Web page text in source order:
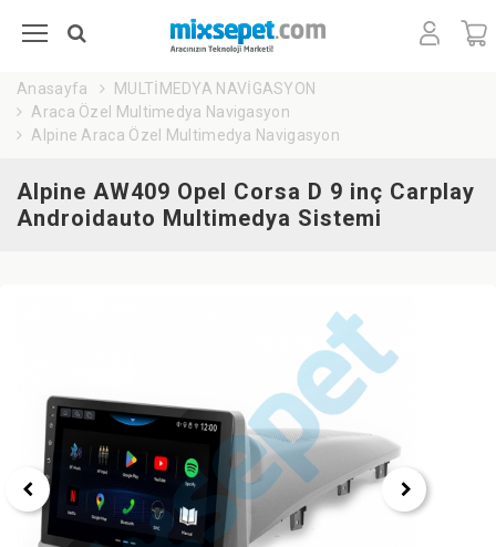
Anasayfa
MULTİMEDYA NAVİGASYON
Araca Özel Multimedya Navigasyon
Alpine Araca Özel Multimedya Navigasyon
Alpine AW409 Opel Corsa D 9 inç Carplay
Androidauto Multimedya Sistemi